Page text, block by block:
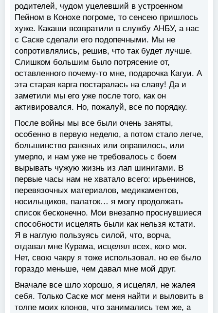
родителей, чудом уцелевший в устроенном
Пейном в Конохе погроме, то сенсею пришлось
хуже. Какаши возвратили в службу АНБУ, а нас
с Саске сделали его подопечными. Мы не
сопротивлялись, решив, что так будет лучше.
Слишком большим было потрясение от,
оставленного почему-то мне, подарочка Кагуи. А
эта старая карга постаралась на славу! Да и
заметили мы его уже после того, как он
активировался. Но, пожалуй, все по порядку.
После войны мы все были очень заняты,
особенно в первую неделю, а потом стало легче,
большинство раненых или оправилось, или
умерло, и нам уже не требовалось с боем
вырывать чужую жизнь из лап шинигами. В
первые часы нам не хватало всего: ирьенинов,
перевязочных материалов, медикаментов,
носильщиков, палаток… я могу продолжать
список бесконечно. Мои внезапно проснувшиеся
способности исцелять были как нельзя кстати.
Я в наглую пользуясь силой, что, ворча,
отдавал мне Курама, исцелял всех, кого мог.
Нет, свою чакру я тоже использовал, но ее было
гораздо меньше, чем давал мне мой друг.
Вначале все шло хорошо, я исцелял, не жалея
себя. Только Саске мог меня найти и выловить в
толпе моих клонов, что занимались тем же, а